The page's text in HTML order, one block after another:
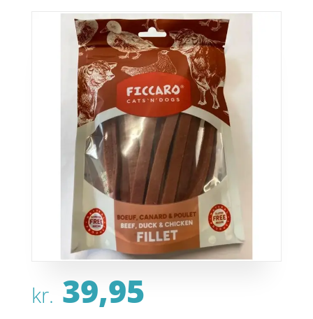
kr. 39,95